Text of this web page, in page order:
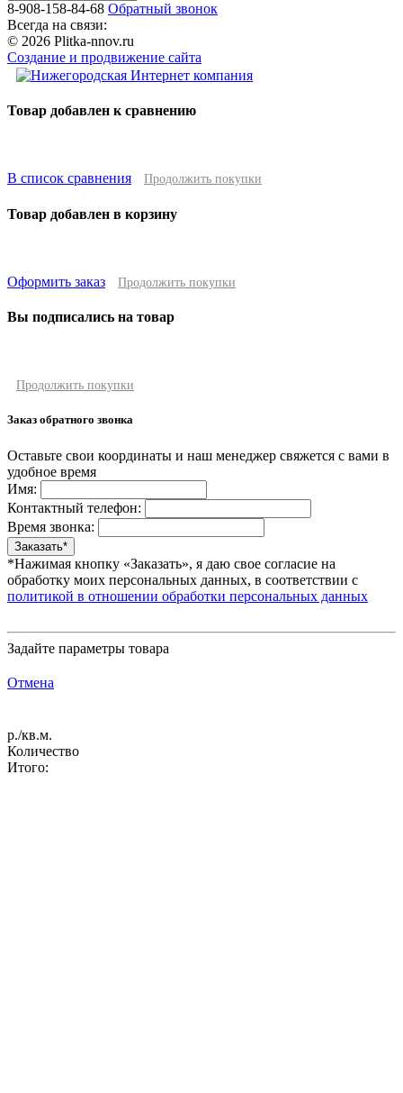
8-908-158-84-68 Обратный звонок
Всегда на связи:
© 2026 Plitka-nnov.ru
Создание и продвижение сайта
Товар добавлен к сравнению
В список сравнения Продолжить покупки
Товар добавлен в корзину
Оформить заказ Продолжить покупки
Вы подписались на товар
Продолжить покупки
Заказ обратного звонка
Оставьте свои координаты и наш менеджер свяжется с вами в
удобное время
Имя:
Контактный телефон:
Время звонка:
*Нажимая кнопку «Заказать», я даю свое согласие на
обработку моих персональных данных, в соответствии с
политикой в отношении обработки персональных данных
Задайте параметры товара
Отмена
р./кв.м.
Количество
Итого: